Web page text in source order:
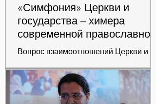
«Симфония» Церкви и
государства – химера
современной православной
экклезиологии
Вопрос взаимоотношений Церкви и
вечных тем православного богословия.
Правление императора Константина –
pax Constantiniana – ознаменовало